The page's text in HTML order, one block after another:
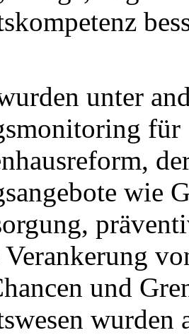
unter
wie
Verankerung
und
wurden